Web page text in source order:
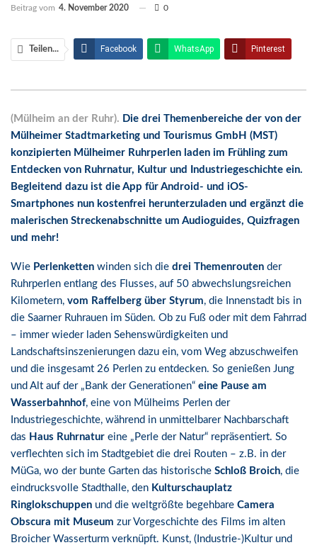
Beitrag vom 4. November 2020 0
Teilen... Facebook WhatsApp Pinterest
(Mülheim an der Ruhr). Die drei Themenbereiche der von der
Mülheimer Stadtmarketing und Tourismus GmbH (MST)
konzipierten Mülheimer Ruhrperlen laden im Frühling zum
Entdecken von Ruhrnatur, Kultur und Industriegeschichte ein.
Begleitend dazu ist die App für Android- und iOS-
Smartphones nun kostenfrei herunterzuladen und ergänzt die
malerischen Streckenabschnitte um Audioguides, Quizfragen
und mehr!
Wie Perlenketten winden sich die drei Themenrouten der
Ruhrperlen entlang des Flusses, auf 50 abwechslungsreichen
Kilometern, vom Raffelberg über Styrum, die Innenstadt bis in
die Saarner Ruhrauen im Süden. Ob zu Fuß oder mit dem Fahrrad
– immer wieder laden Sehenswürdigkeiten und
Landschaftsinszenierungen dazu ein, vom Weg abzuschweifen
und die insgesamt 26 Perlen zu entdecken. So genießen Jung
und Alt auf der „Bank der Generationen“ eine Pause am
Wasserbahnhof, eine von Mülheims Perlen der
Industriegeschichte, während in unmittelbarer Nachbarschaft
das Haus Ruhrnatur eine „Perle der Natur“ repräsentiert. So
verflechten sich im Stadtgebiet die drei Routen – z.B. in der
MüGa, wo der bunte Garten das historische Schloß Broich, die
eindrucksvolle Stadthalle, den Kulturschauplatz
Ringlokschuppen und die weltgrößte begehbare Camera
Obscura mit Museum zur Vorgeschichte des Films im alten
Broicher Wasserturm verknüpft. Kunst, (Industrie-)Kultur und